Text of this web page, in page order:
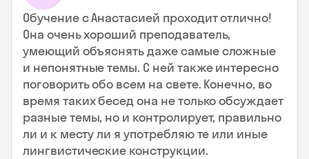
Обучение с Анастасией проходит отлично!
Она очень хороший преподаватель,
умеющий объяснять даже самые сложные
и непонятные темы. С ней также интересно
поговорить обо всем на свете. Конечно, во
время таких бесед она не только обсуждает
разные темы, но и контролирует, правильно
ли и к месту ли я употребляю те или иные
лингвистические конструкции.